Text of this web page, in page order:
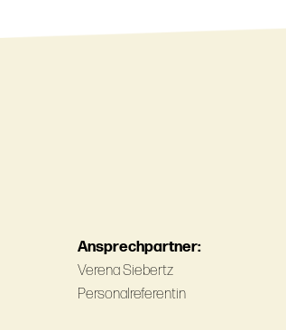
Ansprechpartner:
Verena Siebertz
Personalreferentin